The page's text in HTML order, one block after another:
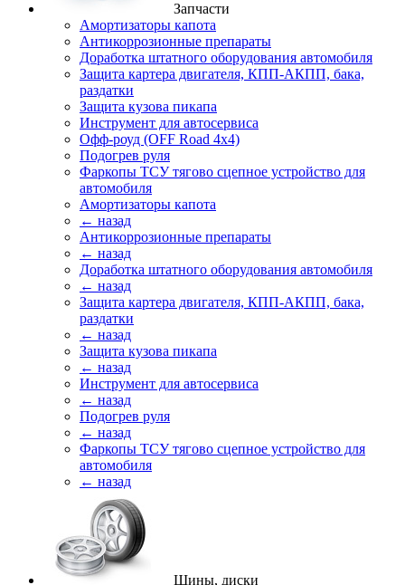
Запчасти
Амортизаторы капота
Антикоррозионные препараты
Доработка штатного оборудования автомобиля
Защита картера двигателя, КПП-АКПП, бака,
раздатки
Защита кузова пикапа
Инструмент для автосервиса
Офф-роуд (OFF Road 4x4)
Подогрев руля
Фаркопы ТСУ тягово сцепное устройство для
автомобиля
Амортизаторы капота
← назад
Антикоррозионные препараты
← назад
Доработка штатного оборудования автомобиля
← назад
Защита картера двигателя, КПП-АКПП, бака,
раздатки
← назад
Защита кузова пикапа
← назад
Инструмент для автосервиса
← назад
Подогрев руля
← назад
Фаркопы ТСУ тягово сцепное устройство для
автомобиля
← назад
Шины, диски